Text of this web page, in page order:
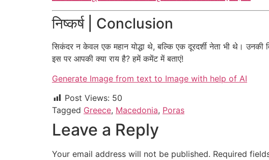
निष्कर्ष | Conclusion
सिकंदर न केवल एक महान योद्धा थे, बल्कि एक दूरदर्शी नेता भी थे। उनकी
इस पर आपकी क्या राय है? हमें कमेंट में बताएं!
Generate Image from text to Image with help of AI
Post Views: 50
Tagged Greece, Macedonia, Poras
Leave a Reply
Your email address will not be published. Required